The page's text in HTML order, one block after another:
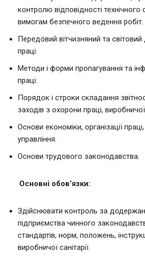
контролю відповідності технічного
вимогам безпечного ведення робіт.
Передовий вітчизняний та
праці.
Методи і форми пропагування та
праці.
Порядок і строки складання
заходів з охорони праці, виробничої
Основи економіки, організації
управління.
Основи трудового законодавства.
Основні обов’язки:
Здійснювати контроль за
підприємства чинного
стандартів, норм, положень,
виробничої санітарії.